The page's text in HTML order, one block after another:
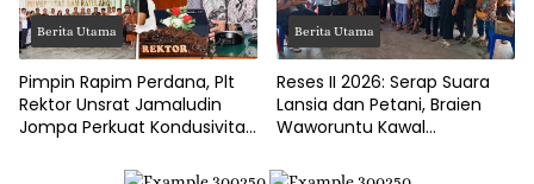
Berita Utama
Pimpin Rapim Perdana, Plt
Rektor Unsrat Jamaludin
Jompa Perkuat Kondusivitas
Berita Utama
Reses II 2026: Serap Suara
Lansia dan Petani, Braien
Waworuntu Kawal